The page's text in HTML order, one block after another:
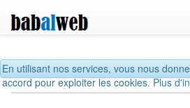
En utilisant nos services, vous nous
accord pour exploiter les cookies.Plus